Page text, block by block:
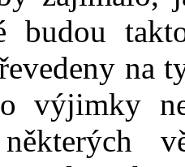
budou
na
výjimky